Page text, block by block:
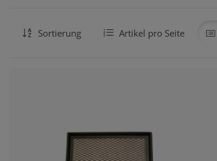
Sortierung Artikel pro Seite